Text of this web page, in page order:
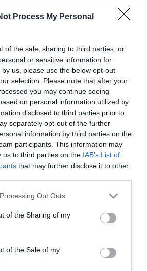
Process My Personal
of the sale, sharing to third parties, or
or sensitive information for
us, please use the below opt-out
selection. Please note that after your
you may continue seeing
on personal information utilized by
disclosed to third parties prior to
separately opt-out of the further
information by third parties on the
participants. This information may
us to third parties on the IAB’s List of
that may further disclose it to other
website/app uses one or more Google
or usage behaviour. You may click to
to Google and its third-party tags to
specified purposes in below Google
Opt Outs
of the Sharing of my
of the Sale of my
gondolkodásra vall. Tudom
másodperc töredéket alatt
lehajtani,csupán azért,hogy a
pincérért jajveszékelve kiáltva
követeljük a második fogást. A
sors akarata határozott
úgy,hogy 2008-9. folyamán én
is a csapat részeként
tevékenykedhettem. Mit is
vettem észre bennfentesként?
egy összeszokott csapatot,és
vasszigorral igyekeztek
őrizni,megőrizni,egy olyan
Kingek gaszrtonómiai